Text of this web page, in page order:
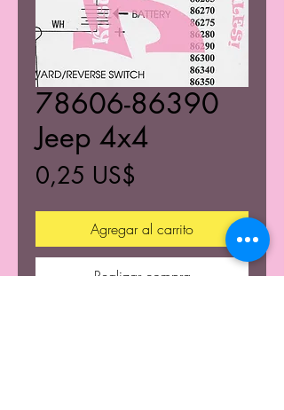
78606-86390
Jeep 4x4
0,25 US$
Agregar al carrito
Realizar compra